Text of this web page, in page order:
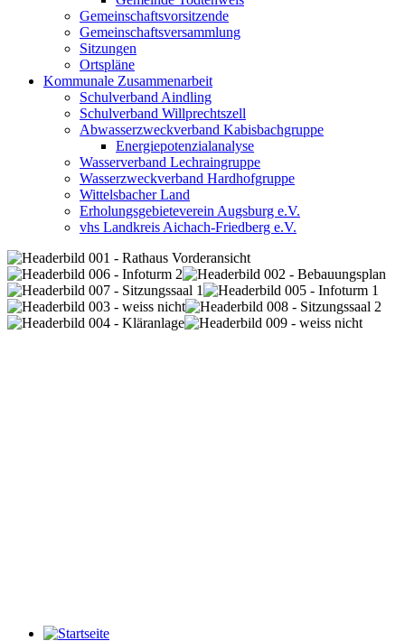
Gemeinschaftsvorsitzende
Gemeinschaftsversammlung
Sitzungen
Ortspläne
Kommunale Zusammenarbeit
Schulverband Aindling
Schulverband Willprechtszell
Abwasserzweckverband Kabisbachgruppe
Energiepotenzialanalyse
Wasserverband Lechraingruppe
Wasserzweckverband Hardhofgruppe
Wittelsbacher Land
Erholungsgebieteverein Augsburg e.V.
vhs Landkreis Aichach-Friedberg e.V.